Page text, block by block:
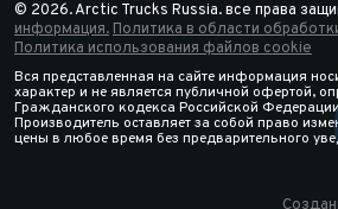
© 2026. Arctic Trucks Russia. все права
информация. Политика в области
Политика использования файлов cookie
Вся представленная на сайте информация
характер и не является публичной офертой,
Гражданского кодекса Российской
Производитель оставляет за собой право
цены в любое время без предварительного